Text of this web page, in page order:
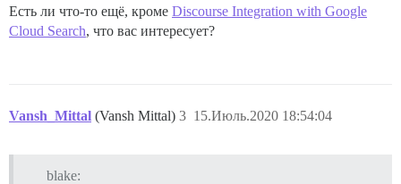
Есть ли что-то ещё, кроме Discourse Integration with Google
Cloud Search, что вас интересует?
Vansh_Mittal (Vansh Mittal) 15.Июль.2020 18:54:04
3
blake: